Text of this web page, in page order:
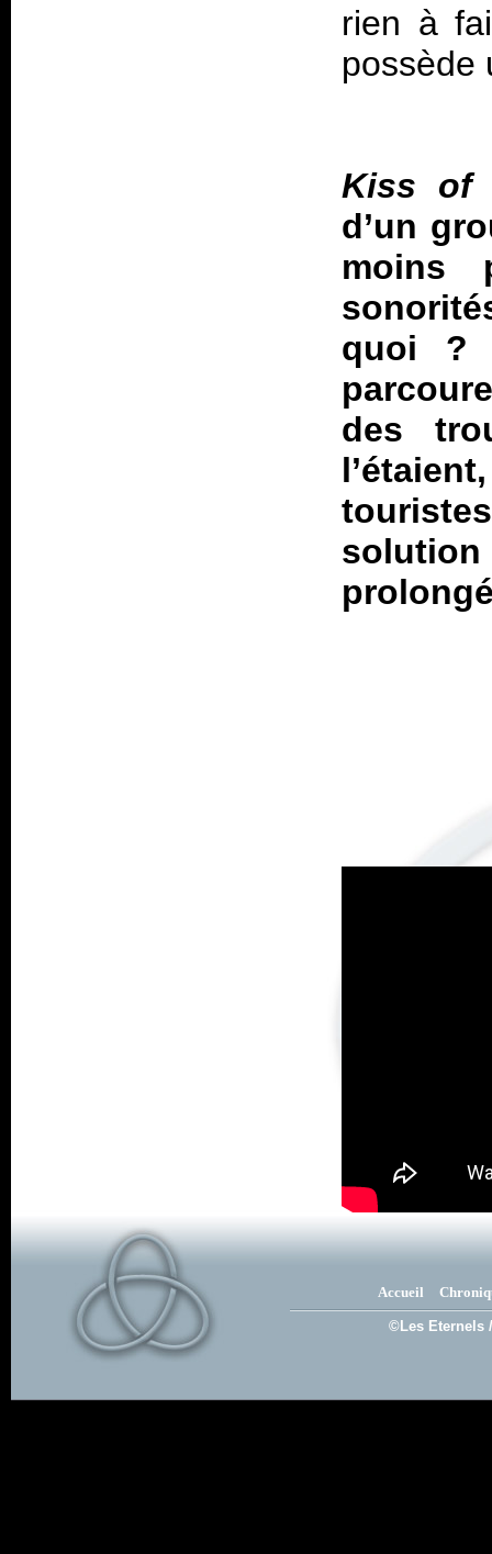
rien à
possède
Kiss of
d’un
moins
quoi ?
des
solution
Accueil
©Les Eternels